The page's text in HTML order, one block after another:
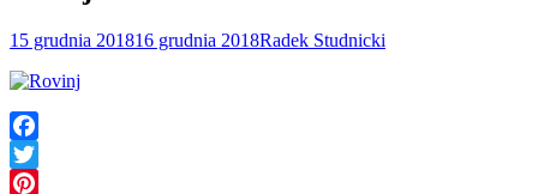
15 grudnia 201816 grudnia 2018Radek Studnicki
Facebook
Twitter